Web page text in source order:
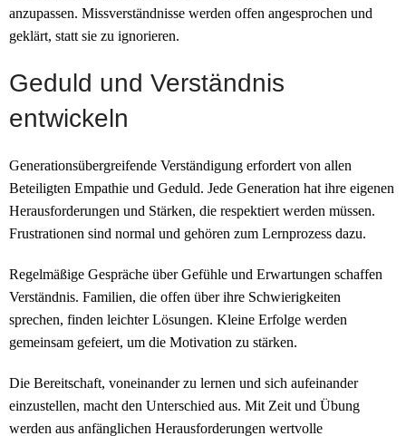
anzupassen. Missverständnisse werden offen angesprochen und
geklärt, statt sie zu ignorieren.
Geduld und Verständnis
entwickeln
Generationsübergreifende Verständigung erfordert von allen
Beteiligten Empathie und Geduld. Jede Generation hat ihre eigenen
Herausforderungen und Stärken, die respektiert werden müssen.
Frustrationen sind normal und gehören zum Lernprozess dazu.
Regelmäßige Gespräche über Gefühle und Erwartungen schaffen
Verständnis. Familien, die offen über ihre Schwierigkeiten
sprechen, finden leichter Lösungen. Kleine Erfolge werden
gemeinsam gefeiert, um die Motivation zu stärken.
Die Bereitschaft, voneinander zu lernen und sich aufeinander
einzustellen, macht den Unterschied aus. Mit Zeit und Übung
werden aus anfänglichen Herausforderungen wertvolle